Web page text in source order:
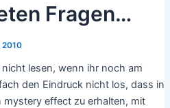
Fragen…
2010
lesen, wenn ihr noch am
den Eindruck nicht los, dass in
effect zu erhalten, mit